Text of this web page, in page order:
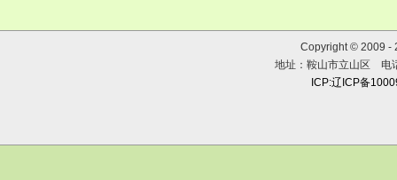
Copyright © 2009 -
地址：鞍山市立山区
ICP:辽ICP备